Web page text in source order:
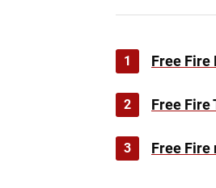
1 Free Fire
2 Free Fire
3 Free Fire